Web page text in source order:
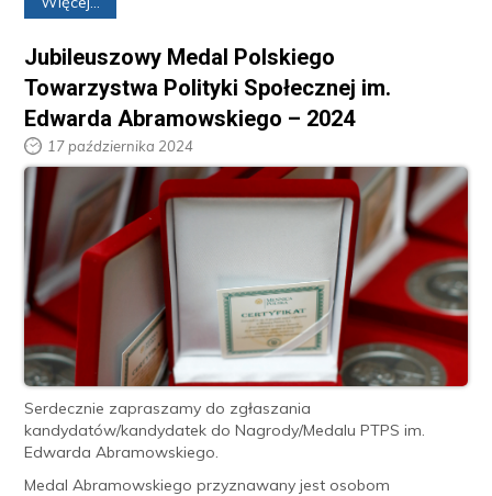
Jubileuszowy Medal Polskiego
Towarzystwa Polityki Społecznej im.
Edwarda Abramowskiego – 2024
17 października 2024
Serdecznie zapraszamy do zgłaszania
kandydatów/kandydatek do Nagrody/Medalu PTPS im.
Edwarda Abramowskiego.
Medal Abramowskiego przyznawany jest osobom